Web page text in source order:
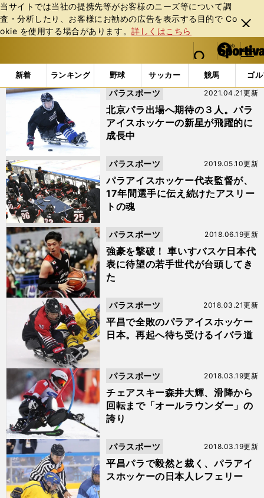
当サイトでは当社の提携先等がお客様のニーズ等について調
査・分析したり、お客様にお勧めの広告を表⽰する⽬的で Co
okie を使⽤する場合があります。詳しくはこちら
閉じ
る
web Sportiva (webスポルティーバ)
検索
マイペ
ー
ジ
メニュ
新着 ランキング 野球 サッカー 競馬 ゴ
b
ス
ポ
バ
「パラアイスホッケー」の検索結果
北京パラ出場へ期待の３人。パラ
アイスホッケーの新星が飛躍的に
成長中
2021.04.21更新
パラスポーツ
パラアイスホッケー代表監督が、
17年間選手に伝え続けたアスリー
トの魂
2019.05.10更新
パラスポーツ
強豪を撃破！ 車いすバスケ日本代
表に待望の若手世代が台頭してき
た
2018.06.19更新
パラスポーツ
平昌で全敗のパラアイスホッケー
日本。再起へ待ち受けるイバラ道
2018.03.21更新
パラスポーツ
チェアスキー森井大輝、滑降から
回転まで「オールラウンダー」の
誇り
2018.03.19更新
パラスポーツ
平昌パラで毅然と裁く、パラアイ
スホッケーの日本人レフェリー
2018.03.19更新
パラスポーツ